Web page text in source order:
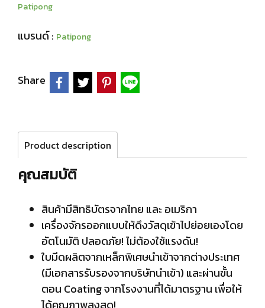
Patipong
แบรนด์ : Patipong
Share
Product description
คุณสมบัติ
สินค้ามีสิทธิบัตรจากไทย และ อเมริกา
เครื่องจักรออกแบบให้ดึงวัสดุเข้าไปย่อยเองโดย
อัตโนมัติ ปลอดภัย! ไม่ต้องใช้แรงดัน!
ใบมีดผลิตจากเหล็กพิเศษนำเข้าจากต่างประเทศ
(มีเอกสารรับรองจากบริษัทนำเข้า) และผ่านขั้น
ตอน Coating จากโรงงานที่ได้มาตรฐาน เพื่อให้
ได้คุณภาพสูงสุด!